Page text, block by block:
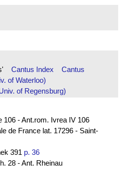
Cantus Index
Cantus
of Waterloo)
of Regensburg)
106 - Ant.rom. Ivrea IV 106
de France lat. 17296 - Saint-
391 p. 36
28 - Ant. Rheinau